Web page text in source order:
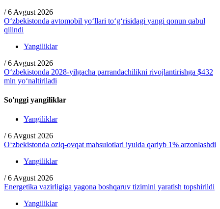
/ 6 Avgust 2026
O‘zbekistonda avtomobil yo‘llari to‘g‘risidagi yangi qonun qabul
qilindi
Yangiliklar
/ 6 Avgust 2026
O‘zbekistonda 2028-yilgacha parrandachilikni rivojlantirishga $432
mln yo‘naltiriladi
So'nggi yangiliklar
Yangiliklar
/ 6 Avgust 2026
O‘zbekistonda oziq-ovqat mahsulotlari iyulda qariyb 1% arzonlashdi
Yangiliklar
/ 6 Avgust 2026
Energetika vazirligiga yagona boshqaruv tizimini yaratish topshirildi
Yangiliklar